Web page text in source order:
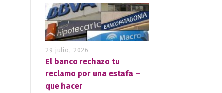
29 julio, 2026
El banco rechazo tu
reclamo por una estafa –
que hacer